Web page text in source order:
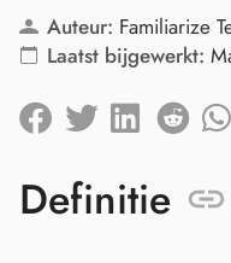
Auteur: Familiarize
Laatst bijgewerkt:
Definitie